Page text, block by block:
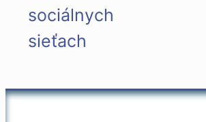
sociálnych
sieťach